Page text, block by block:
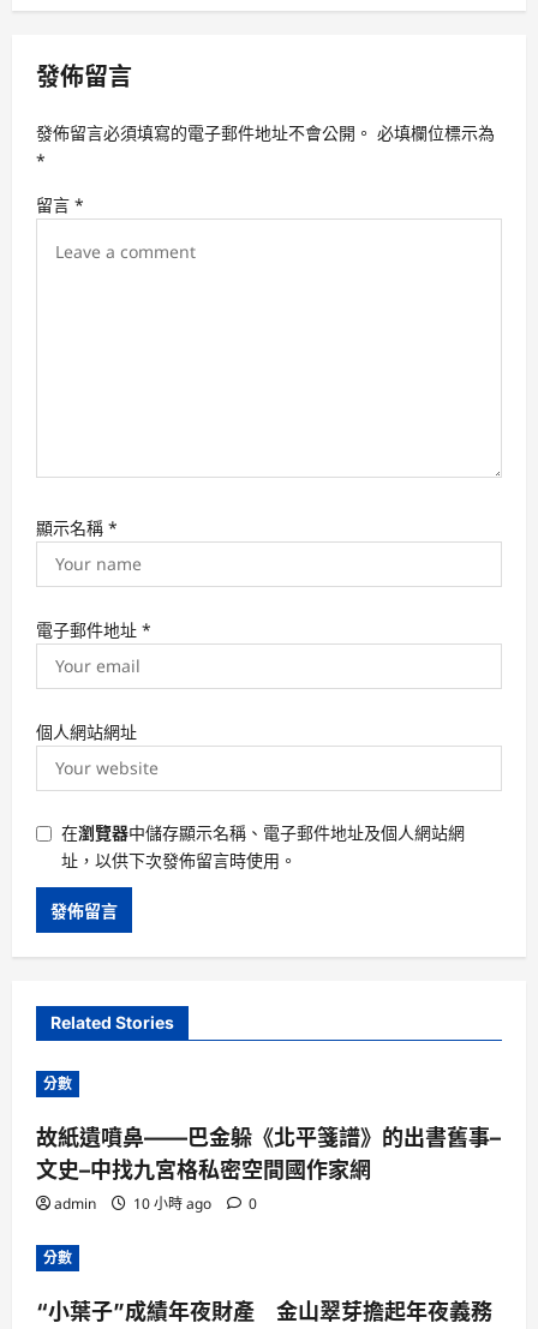
v
g
t
發佈留言
發佈留言必須填寫的電子郵件地址不會公開。 必填欄位標示為
*
留言 *
顯示名稱 *
電子郵件地址 *
個人網站網址
在瀏覽器中儲存顯示名稱、電子郵件地址及個人網站網
址，以供下次發佈留言時使用。
Related Stories
分數
故紙遺噴鼻——巴金躲《北平箋譜》的出書舊事–
文史–中找九宮格私密空間國作家網
admin 10 小時 ago 0
分數
“小葉子”成績年夜財產 金山翠芽擔起年夜義務